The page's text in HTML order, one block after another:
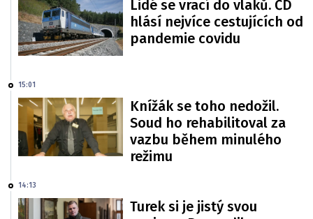
Lidé se vrací do vlaků. ČD
hlásí nejvíce cestujících od
pandemie covidu
15:01
Knížák se toho nedožil.
Soud ho rehabilitoval za
vazbu během minulého
režimu
14:13
Turek si je jistý svou